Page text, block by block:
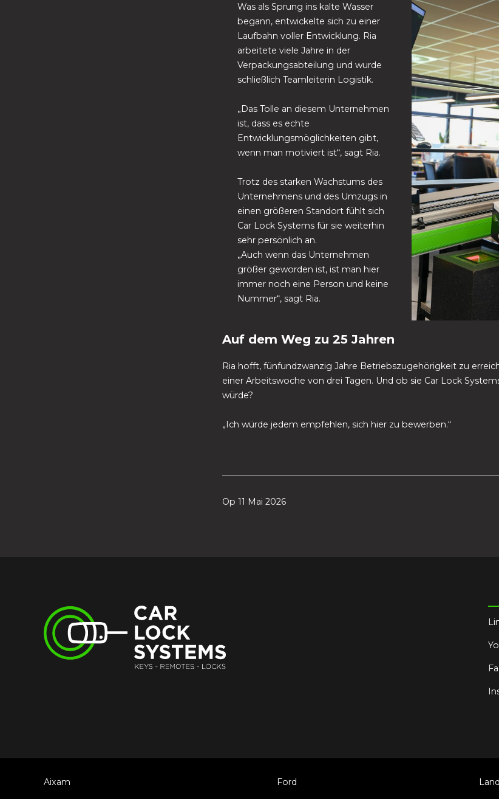
Was als Sprung ins kalte Wasser
begann, entwickelte sich zu einer
Laufbahn voller Entwicklung. Ria
arbeitete viele Jahre in der
Verpackungsabteilung und wurde
schließlich Teamleiterin Logistik.
„Das Tolle an diesem Unternehmen
ist, dass es echte
Entwicklungsmöglichkeiten gibt,
wenn man motiviert ist“, sagt Ria.
Trotz des starken Wachstums des
Unternehmens und des Umzugs in
einen größeren Standort fühlt sich
Car Lock Systems für sie weiterhin
sehr persönlich an.
„Auch wenn das Unternehmen
größer geworden ist, ist man hier
immer noch eine Person und keine
Nummer“, sagt Ria.
Auf dem Weg zu 25 Jahren
Ria hofft, fünfundzwanzig Jahre Betriebszugehörigkeit zu
einer Arbeitswoche von drei Tagen. Und ob sie Car Lock
würde?
„Ich würde jedem empfehlen, sich hier zu bewerben.“
Op 11 Mai 2026
Aixam Ford